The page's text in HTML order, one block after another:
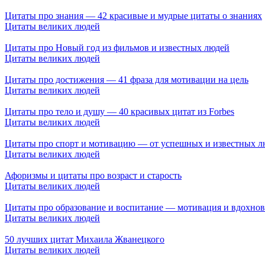
Цитаты про знания — 42 красивые и мудрые цитаты о знаниях
Цитаты великих людей
Цитаты про Новый год из фильмов и известных людей
Цитаты великих людей
Цитаты про достижения — 41 фраза для мотивации на цель
Цитаты великих людей
Цитаты про тело и душу — 40 красивых цитат из Forbes
Цитаты великих людей
Цитаты про спорт и мотивацию — от успешных и известных
Цитаты великих людей
Афоризмы и цитаты про возраст и старость
Цитаты великих людей
Цитаты про образование и воспитание — мотивация и
Цитаты великих людей
50 лучших цитат Михаила Жванецкого
Цитаты великих людей